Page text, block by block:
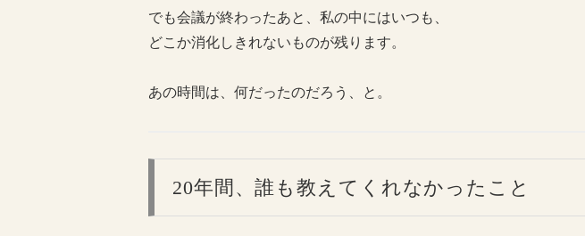
でも会議が終わったあと、私の中にはいつも、
どこか消化しきれないものが残ります。
あの時間は、何だったのだろう、と。
20年間、誰も教えてくれなかったこと